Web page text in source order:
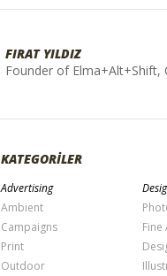
FIRAT YILDIZ
Founder of
KATEGORİLER
Advertising
Ambient
Campaigns
Print
Outdoor
Fine